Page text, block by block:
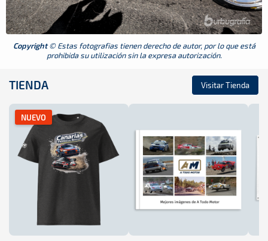
Copyright© Estas fotografias tienen derecho de autor, por lo que está
prohibida su utilización sin la expresa autorización.
TIENDA Visitar Tienda
NUEVO